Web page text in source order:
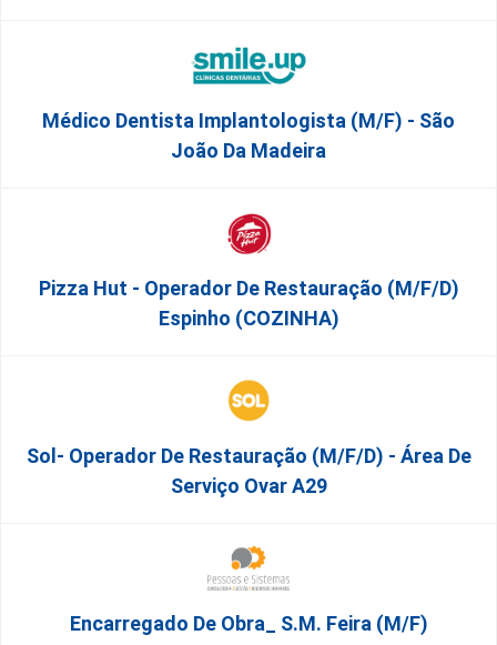
Médico Dentista Implantologista (M/F) - São
João Da Madeira
Pizza Hut - Operador De Restauração (m/f/d)
Espinho (COZINHA)
Sol- Operador De Restauração (m/f/d) - Área De
Serviço Ovar A29
Encarregado De Obra_ S.M. Feira (m/f)